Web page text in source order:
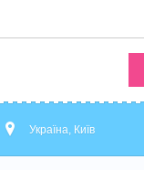
Україна, Київ